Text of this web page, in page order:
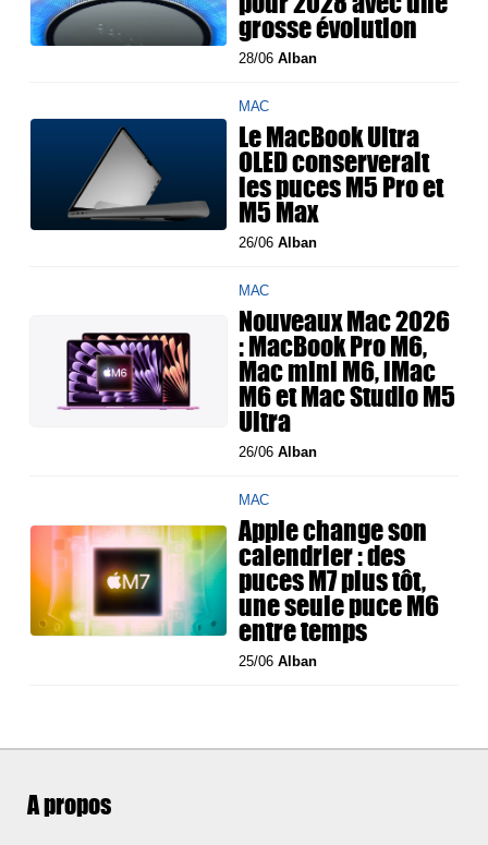
grosse évolution
28/06Alban
MAC
Le MacBook Ultra
OLED conserverait
les puces M5 Pro et
M5 Max
26/06Alban
MAC
Nouveaux Mac 2026
: MacBook Pro M6,
Mac mini M6, iMac
M6 et Mac Studio M5
Ultra
26/06Alban
MAC
Apple change son
calendrier : des
puces M7 plus tôt,
une seule puce M6
entre temps
25/06Alban
A propos